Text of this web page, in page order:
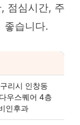
점심시간, 주
좋습니다.
리시 인창동
우스퀘어 4층
인후과